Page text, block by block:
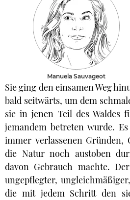
Manuela Sauvageot
Sie ging den einsamen Weg
bald seitwärts, um dem
sie in jenen Teil des Waldes
jemandem betreten wurde.
immer verlassenen Gründen,
die Natur noch austoben
davon Gebrauch machte.
ungepflegter,
die mit jedem Schritt den